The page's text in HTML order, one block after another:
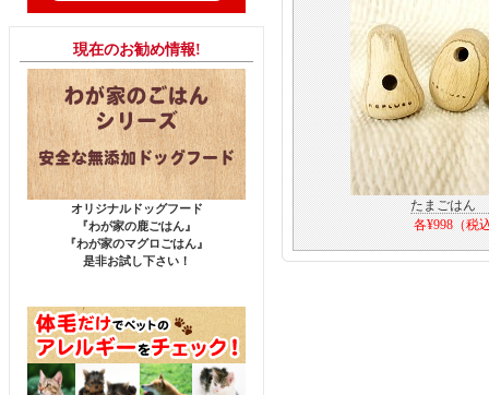
たまごはん
各¥998（税
現在のお勧め情報!
オリジナルドッグフード
『わが家の鹿ごはん』
『わが家のマグロごはん』
是非お試し下さい！